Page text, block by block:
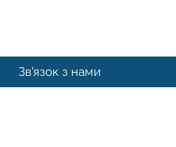
Зв'язок з нами